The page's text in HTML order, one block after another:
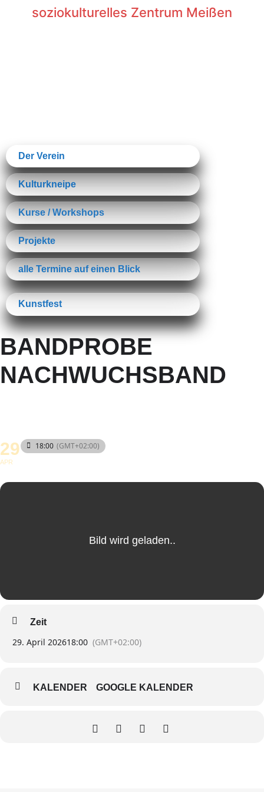
soziokulturelles Zentrum Meißen
Der Verein
Kulturkneipe
Kurse / Workshops
Projekte
alle Termine auf einen Blick
Kunstfest
BANDPROBE
NACHWUCHSBAND
29
APR
18:00 (GMT+02:00)
Zeit
29. April 202618:00 (GMT+02:00)
KALENDER GOOGLE KALENDER